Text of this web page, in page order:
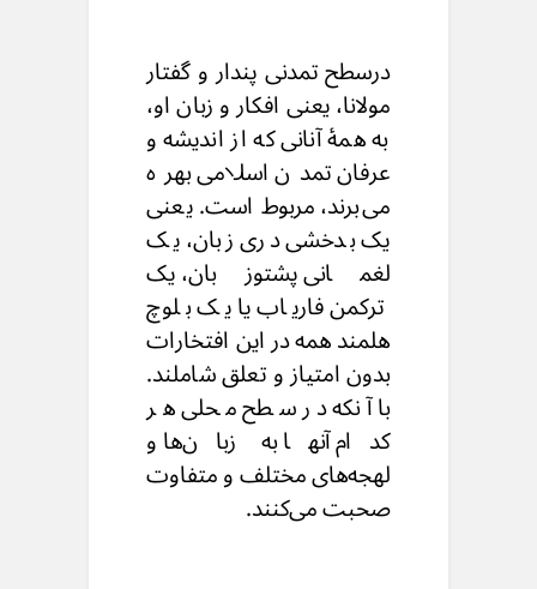
درسطح تمدنی پندار و گفتار
مولانا، یعنی افکار و زبان او،
به همهٔ آنانی که از اندیشه و
عرفان تمدن اسلامی بهره
می‌برند، مربوط است. یعنی
یک بدخشی دری زبان، یک
لغمانی پشتوزبان، یک
ترکمن فاریاب یا یک بلوچ
هلمند همه در این افتخارات
بدون امتیاز و تعلق شاملند.
با آنکه در سطح محلی هر
کدام آنها به زبان‌ها و
لهجه‌های مختلف و متفاوت
صحبت می‌کنند.